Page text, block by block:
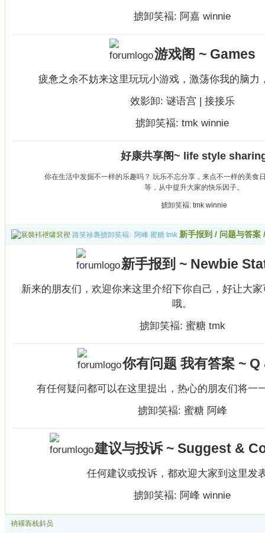
掳卸笑褔: 阿嘉 winnie
游戏阁 ~ Games
疲惫之余不妨来这里玩玩小游戏，激荡你我的脑力
效影卸: 谜语宫 | 接接乐
掳卸笑褔: tmk winnie
好康共享阁~ life style
你在生活中发掘不一样的乐趣吗？ 玩乐不忘分享，来点不一样的美食
等，从中提升大家的快乐因子。
掳卸笑褔: tmk winnie
路笑袗褢掳卸笑褔: 阿峰 蜜糖 tmk 新手报到 / 问题与答案
新手报到 ~ Newbie
新来的朋友们，欢迎你来这里介绍下你自己，好让大
哦。
掳卸笑褔: 蜜糖 tmk
你有问题 我有答案 ~ Q
有任何疑问都可以在这里提出，热心的朋友们将一
掳卸笑褔: 蜜糖 阿峰
建议与投诉 ~ Suggest &
任何建议或投诉，都欢迎大家到这里发
掳卸笑褔: 阿峰 winnie
袡褗袠栈斜员